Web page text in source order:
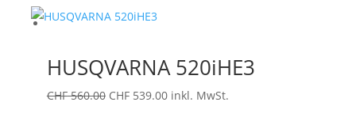
war:
HUSQVARNA 520iHE3
CHF560.00 Ursprünglicher
CHF539.00Aktueller
inkl. MwSt.